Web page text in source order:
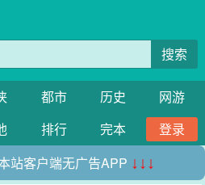
搜索
都市 历史
网游
排行 完本
登录
站客户端无广告APP ↓↓↓